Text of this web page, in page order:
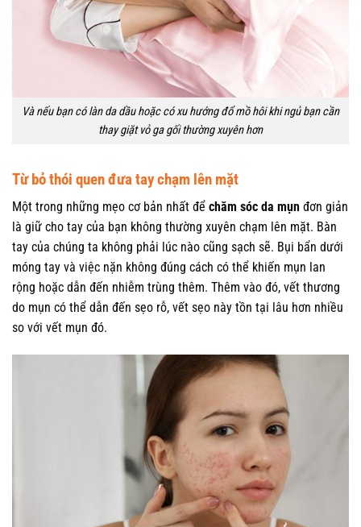
Và nếu bạn có làn da dầu hoặc có xu hướng đổ mồ hôi khi ngủ bạn cần
thay giặt vỏ ga gối thường xuyên hơn
Từ bỏ thói quen đưa tay chạm lên mặt
Một trong những mẹo cơ bản nhất để chăm sóc da mụn đơn giản
là giữ cho tay của bạn không thường xuyên chạm lên mặt. Bàn
tay của chúng ta không phải lúc nào cũng sạch sẽ. Bụi bẩn dưới
móng tay và việc nặn không đúng cách có thể khiến mụn lan
rộng hoặc dẫn đến nhiễm trùng thêm. Thêm vào đó, vết thương
do mụn có thể dẫn đến sẹo rỗ, vết sẹo này tồn tại lâu hơn nhiều
so với vết mụn đó.